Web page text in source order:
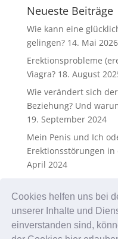
Cookies helfen uns bei
unserer Inhalte und
einverstanden sind,
Neueste Beiträge
Wie kann eine
gelingen? 14. Mai 2026
Erektionsprobleme
Viagra? 18. August
Wie verändert sich
Beziehung? Und
19. September 2024
Mein Penis und Ich
Erektionsstörungen
April 2024
Erektionsstörungen in
Dezember 2023